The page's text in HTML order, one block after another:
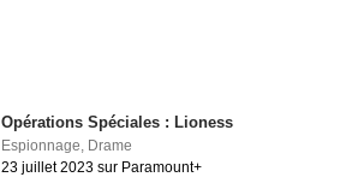
Opérations Spéciales : Lioness
Espionnage, Drame
23 juillet 2023 sur Paramount+